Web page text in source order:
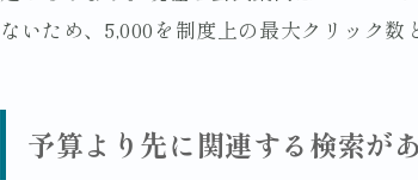
ないため、5,000を制度上の最大クリック数
予算より先に関連する検索が